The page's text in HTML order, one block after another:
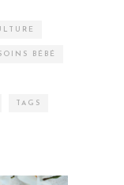
BÉBÉ
TAGS